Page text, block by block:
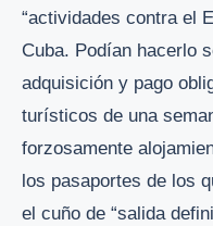
“actividades contra el
Cuba. Podían hacerlo
adquisición y pago
turísticos de una
forzosamente
los pasaportes de los
el cuño de “salida